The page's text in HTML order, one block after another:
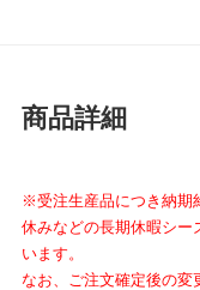
商品詳細
※受注生産品につき納期
休みなどの長期休暇シー
います。
なお、ご注文確定後の変